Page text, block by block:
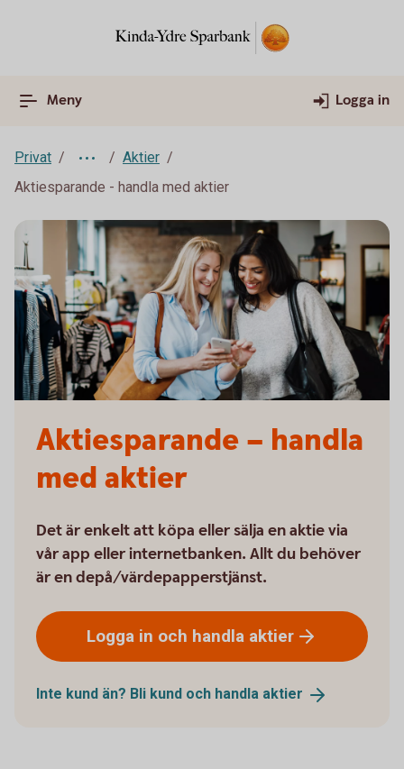
Meny Logga in
Privat
Aktier
Aktiesparande - handla med aktier
Aktiesparande – handla
med aktier
Det är enkelt att köpa eller sälja en aktie via
vår app eller internetbanken. Allt du behöver
är en depå/värdepapperstjänst.
Logga in och handla aktier
Inte kund än? Bli kund och handla aktier